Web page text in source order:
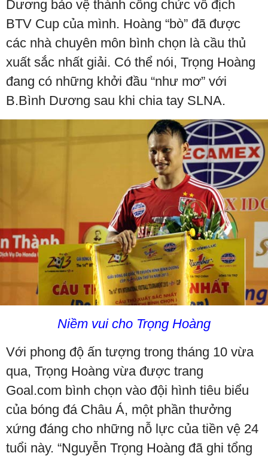
Dương bảo vệ thành công chức vô địch
BTV Cup của mình. Hoàng “bò” đã được
các nhà chuyên môn bình chọn là cầu thủ
xuất sắc nhất giải. Có thể nói, Trọng Hoàng
đang có những khởi đầu “như mơ” với
B.Bình Dương sau khi chia tay SLNA.
Niềm vui cho Trọng Hoàng
Với phong độ ấn tượng trong tháng 10 vừa
qua, Trọng Hoàng vừa được trang
Goal.com bình chọn vào đội hình tiêu biểu
của bóng đá Châu Á, một phần thưởng
xứng đáng cho những nỗ lực của tiền vệ 24
tuổi này. “Nguyễn Trọng Hoàng đã ghi tổng